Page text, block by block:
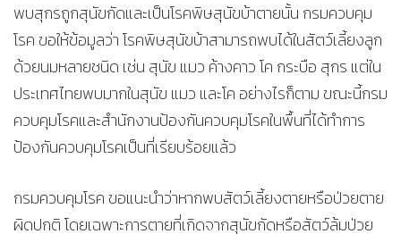
พบสุกรถูกสุนัขกัดและเป็นโรคพิษสุนัขบ้าตายนั้น กรมควบคุม
โรค ขอให้ข้อมูลว่า โรคพิษสุนัขบ้าสามารถพบได้ในสัตว์เลี้ยงลูก
ด้วยนมหลายชนิด เช่น สุนัข แมว ค้างคาว โค กระบือ สุกร แต่ใน
ประเทศไทยพบมากในสุนัข แมว และโค อย่างไรก็ตาม ขณะนี้กรม
ควบคุมโรคและสำนักงานป้องกันควบคุมโรคในพื้นที่ได้ทำการ
ป้องกันควบคุมโรคเป็นที่เรียบร้อยแล้ว
กรมควบคุมโรค ขอแนะนำว่าหากพบสัตว์เลี้ยงตายหรือป่วยตาย
ผิดปกติ โดยเฉพาะการตายที่เกิดจากสุนัขกัดหรือสัตว์ล้มป่วย